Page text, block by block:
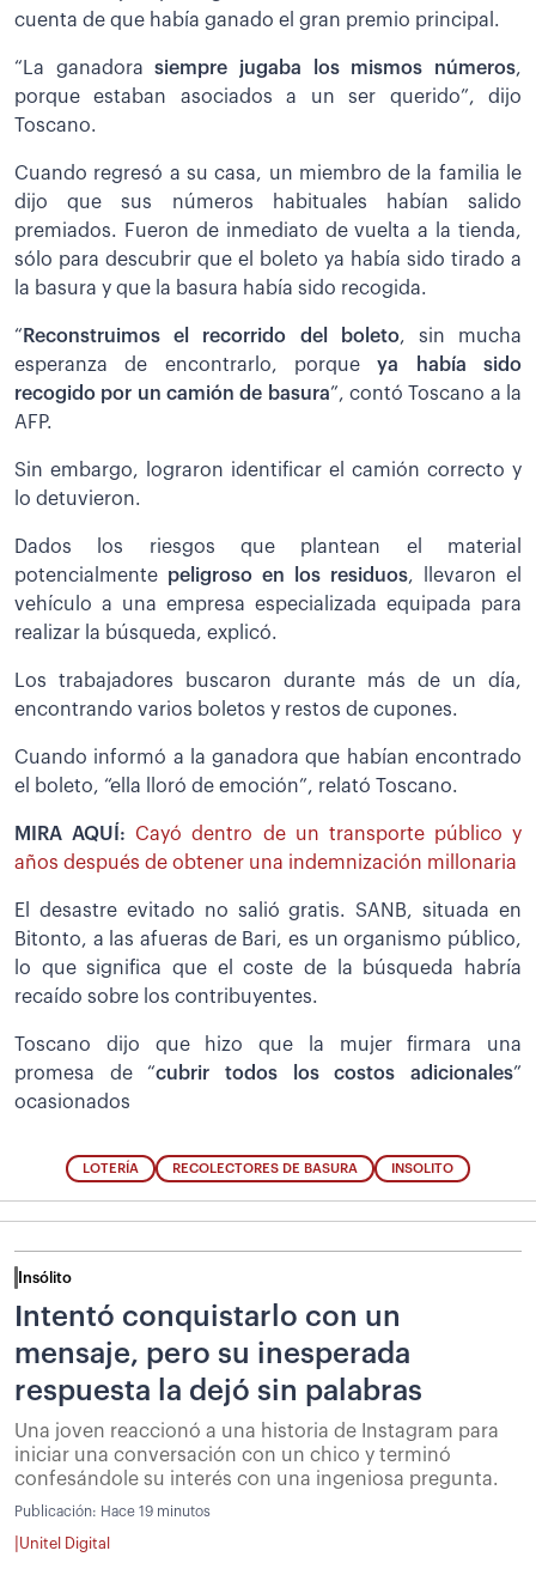
cuenta de que había ganado el gran premio principal.
“La ganadorasiempre jugaba los mismos números,
porque estaban asociados a un ser querido”, dijo
Toscano.
Cuando regresó a su casa, un miembro de la familia le
dijo que sus números habituales habían salido
premiados. Fueron de inmediato de vuelta a la tienda,
sólo para descubrir que el boleto ya había sido tirado a
la basura y que la basura había sido recogida.
“ Reconstruimos el recorrido del boleto, sin mucha
esperanza de encontrarlo, porqueya había sido
recogido por un camión de basura”, contó Toscano a la
AFP.
Sin embargo, lograron identificar el camión correcto y
lo detuvieron.
Dados los riesgos que plantean el material
potencialmente peligroso en los residuos, llevaron el
vehículo a una empresa especializada equipada para
realizar la búsqueda, explicó.
Los trabajadores buscaron durante más de un día,
encontrando varios boletos y restos de cupones.
Cuando informó a la ganadora que habían encontrado
el boleto, “ella lloró de emoción”, relató Toscano.
MIRA AQUÍ: Cayó dentro de un transporte público y
años después de obtener una indemnización millonaria
El desastre evitado no salió gratis. SANB, situada en
Bitonto, a las afueras de Bari, es un organismo público,
lo que significa que el coste de la búsqueda habría
recaído sobre los contribuyentes.
Toscano dijo que hizo que la mujer firmara una
promesa de “cubrir todos los costos adicionales”
ocasionados
LOTERÍA RECOLECTORES DE BASURA INSOLITO
Insólito
Intentó conquistarlo con un
mensaje, pero su inesperada
respuesta la dejó sin palabras
Una joven reaccionó a una historia de Instagram para
iniciar una conversación con un chico y terminó
confesándole su interés con una ingeniosa pregunta.
Publicación: Hace 19 minutos
Unitel Digital